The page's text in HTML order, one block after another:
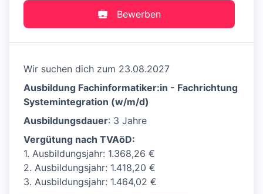
Bewerben
Wir suchen dich zum 23.08.2027
Ausbildung Fachinformatiker:in - Fachrichtung
Systemintegration (w/m/d)
Ausbildungsdauer: 3 Jahre
Vergütung nach TVAöD:
1. Ausbildungsjahr: 1.368,26 €
2. Ausbildungsjahr: 1.418,20 €
3. Ausbildungsjahr: 1.464,02 €